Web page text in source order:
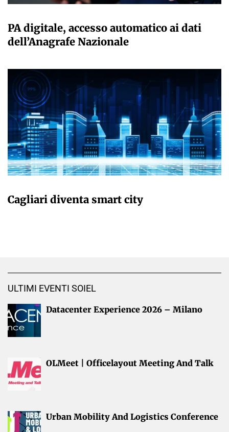
PA digitale, accesso automatico ai dati
dell’Anagrafe Nazionale
Cagliari diventa smart city
ULTIMI EVENTI SOIEL
Datacenter Experience 2026 – Milano
OLMeet | Officelayout Meeting And Talk
Urban Mobility And Logistics Conference